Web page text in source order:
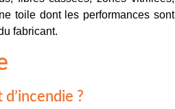
toile dont les performances sont
fabricant.
?